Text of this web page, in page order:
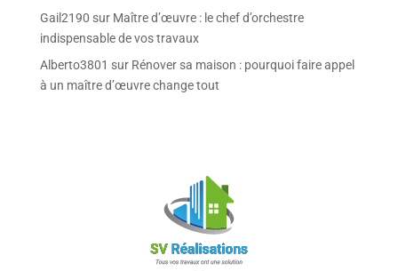
Gail2190 sur Maître d’œuvre : le chef d’orchestre
indispensable de vos travaux
Alberto3801 sur Rénover sa maison : pourquoi faire appel
à un maître d’œuvre change tout